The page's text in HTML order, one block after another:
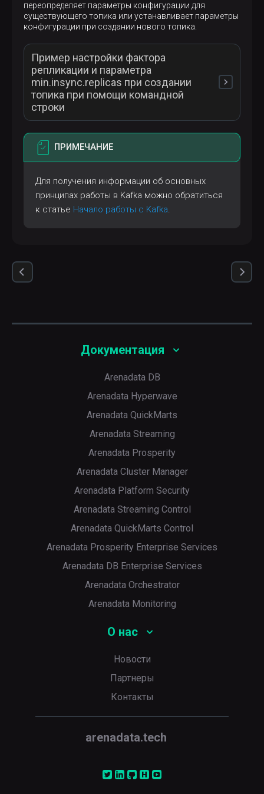
переопределяет параметры конфигурации для
существующего топика или устанавливает параметры
конфигурации при создании нового топика.
Пример настройки фактора
репликации и параметра
min.insync.replicas при создании
топика при помощи командной
строки
$ /usr/lib/kafka/bin/kafka-topics.sh --create
ПРИМЕЧАНИЕ
Для получения информации об основных
принципах работы в Kafka можно обратиться
к статье Начало работы c Kafka.
Документация
Arenadata DB
Arenadata Hyperwave
Arenadata QuickMarts
Arenadata Streaming
Arenadata Prosperity
Arenadata Cluster Manager
Arenadata Platform Security
Arenadata Streaming Control
Arenadata QuickMarts Control
Arenadata Prosperity Enterprise Services
Arenadata DB Enterprise Services
Arenadata Orchestrator
Arenadata Monitoring
О нас
Новости
Партнеры
Контакты
arenadata.tech